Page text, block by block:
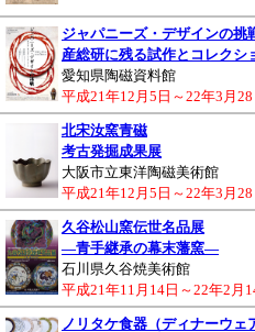
ジャパニーズ・デザインの挑
産総研に残る試作とコレクシ
愛知県陶磁資料館
平成21年12月5日～22年3月
北宋汝窯青磁
考古発掘成果展
大阪市立東洋陶磁美術館
平成21年12月5日～22年3月
久谷松山窯伝世名品展
―青手継承の幕末藩窯―
石川県久谷焼美術館
平成21年11月14日～22年2月
ノリタケ食器（ディナーウェ